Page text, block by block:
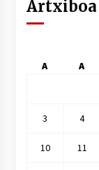
Artxiboa
A A
3 4
10 11